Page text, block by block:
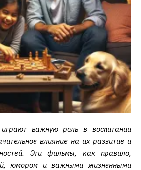
важную роль в воспитании
влияние на их развитие и
Эти фильмы, как правило,
юмором и важными жизненными